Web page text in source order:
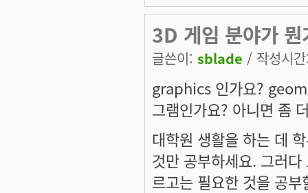
3D 게임 분야가 뭔
글쓴이: sblade / 작성시
graphics 인가요?
그램인가요? 아니면 좀
대학원 생활을 하는 데
것만 공부하세요. 그러
르고는 필요한 것을 공